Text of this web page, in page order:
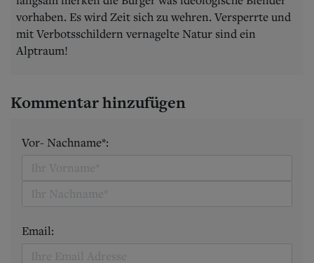
vorhaben. Es wird Zeit sich zu wehren. Versperrte und
mit Verbotsschildern vernagelte Natur sind ein
Alptraum!
Kommentar hinzufügen
Vor- Nachname*:
Email: